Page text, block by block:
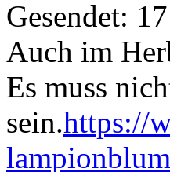
Gesendet:
Auch im
Es muss
sein.https://